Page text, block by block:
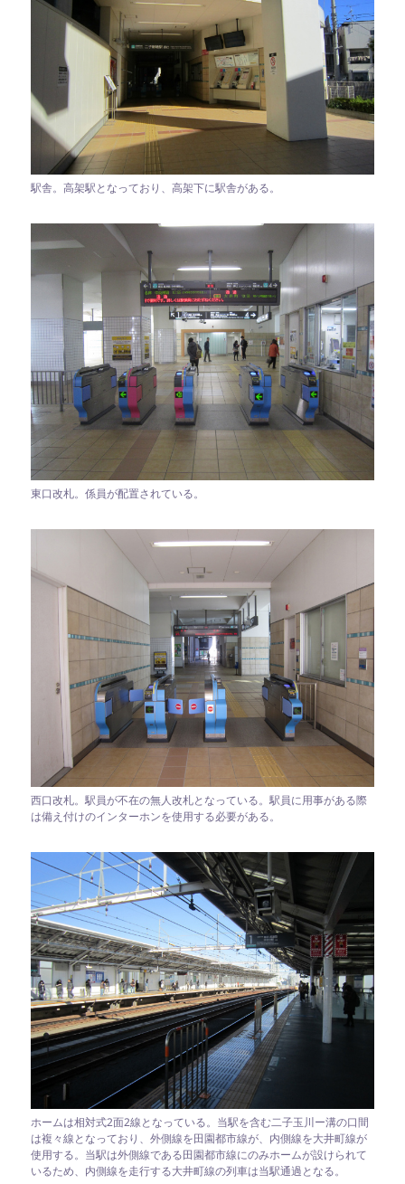
駅舎。高架駅となっており、高架下に駅舎がある。
東口改札。係員が配置されている。
西口改札。駅員が不在の無人改札となっている。駅員に用事がある際
は備え付けのインターホンを使用する必要がある。
ホームは相対式2面2線となっている。当駅を含む二子玉川ー溝の口間
は複々線となっており、外側線を田園都市線が、内側線を大井町線が
使用する。当駅は外側線である田園都市線にのみホームが設けられて
いるため、内側線を走行する大井町線の列車は当駅通過となる。